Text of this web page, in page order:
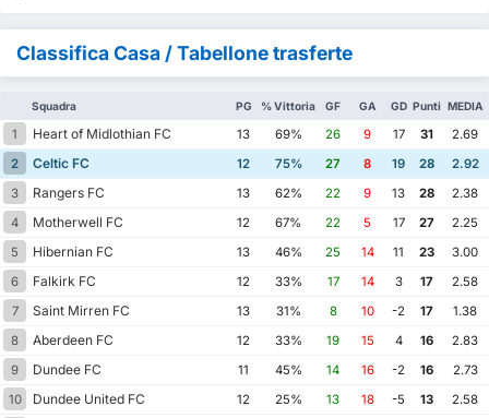
Classifica Casa / Tabellone trasferte
Squadra PG % Vittoria GF GA GD Punti MEDIA
1 Heart of Midlothian FC 13 69% 26 9 17 31
2.69
2
Celtic FC 12 75% 27 8 19 28
2.92
3
Rangers FC 13 62% 22 9 13 28
2.38
4
Motherwell FC 12 67% 22 5 17 27
2.25
5
Hibernian FC 13 46% 25 14 11 23
3.00
6
Falkirk FC 12 33% 17 14 3 17
2.58
7
Saint Mirren FC 13 31% 8 10 -2 17
1.38
8
Aberdeen FC 12 33% 19 15 4 16
2.83
9
Dundee FC 11 45% 14 16 -2 16
2.73
10
Dundee United FC 12 25% 13 18 -5 13
2.58